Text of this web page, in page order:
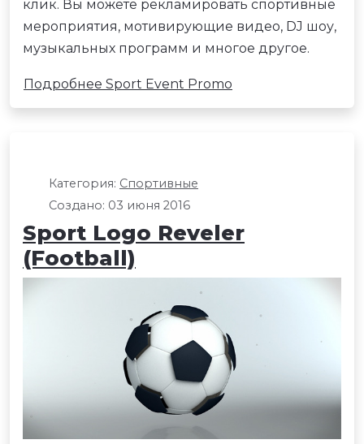
клик. Вы можете рекламировать спортивные
мероприятия, мотивирующие видео, DJ шоу,
музыкальных программ и многое другое.
Подробнее Sport Event Promo
Категория: Спортивные
Создано: 03 июня 2016
Sport Logo Reveler
(Football)